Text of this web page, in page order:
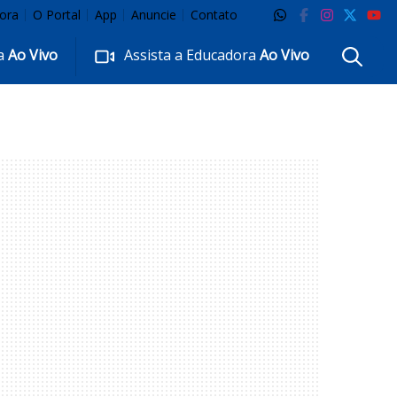
O Portal App Anuncie Contato
Ao Vivo Assista a EducadoraAo Vivo